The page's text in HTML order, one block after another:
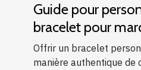
Guide pour
bracelet pour
événement
Offrir un bracelet
manière authentique de